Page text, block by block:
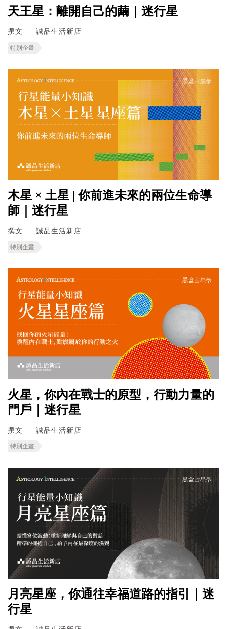
天王星：離開自己的繭｜迷行星
撰文 誠品生活新店
特別企畫
木星 × 土星 | 你前進未來的兩位生命導
師｜迷行星
撰文 誠品生活新店
特別企畫
火星，你內在戰士的原型，行動力量的
門戶｜迷行星
撰文 誠品生活新店
特別企畫
月亮星座，你通往幸福道路的指引｜迷
行星